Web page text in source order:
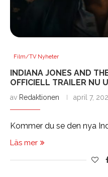
Film/TV Nyheter
INDIANA JONES AND
OFFICIELL TRAILER NU
av Redaktionen april 7,
Kommer du se den nya
Läs mer